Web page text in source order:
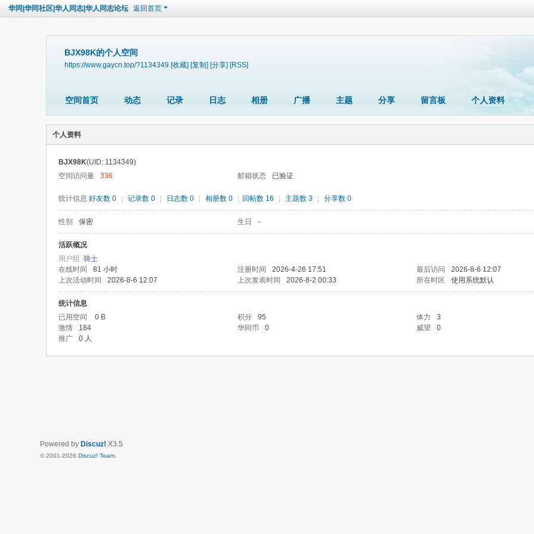
华同|华同社区|华人同志|华人同志论坛 返回首页
BJX98K的个人空间
https://www.gaycn.top/?1134349 [收藏] [复制] [分享] [RSS]
空间首页 动态 记录 日志 相册 广播 主题 分享 留言板 个人资料
个人资料
BJX98K(UID: 1134349)
空间访问量
336 邮箱状态 已验证
统计信息 好友数 0 记录数 0 日志数 0 相册数 0 回帖数 16 主题数 3 分享数 0
性别 保密 生日 -
活跃概况
用户组 骑士
在线时间
81 小时 注册时间 2026-4-26 17:51 最后访问
2026-8-6 12:07
上次活动时间
2026-8-6 12:07 上次发表时间 2026-8-2 00:33 所在时区 使用系统默认
统计信息
已用空间
0 B 积分 95 体力
3
激情
184 华同币 0 威望
0
推广
0 人
Powered by Discuz! X3.5
© 2001-2026 Discuz! Team